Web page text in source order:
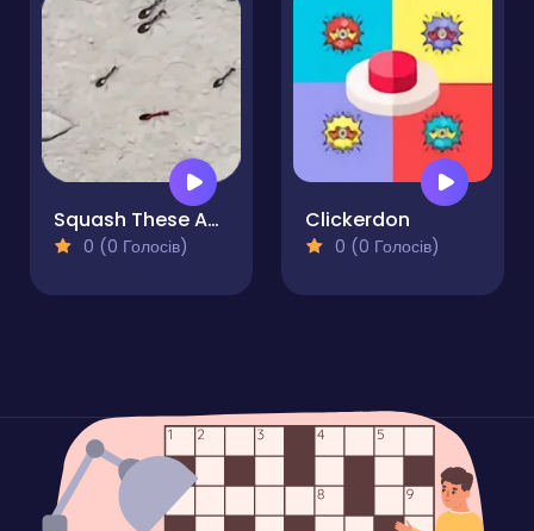
Squash These Ants 2
0 (0 Голосів)
Clickerdon
0 (0 Голосів)